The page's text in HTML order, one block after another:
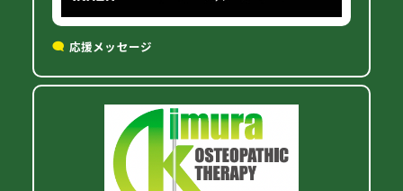
応援メッセージ